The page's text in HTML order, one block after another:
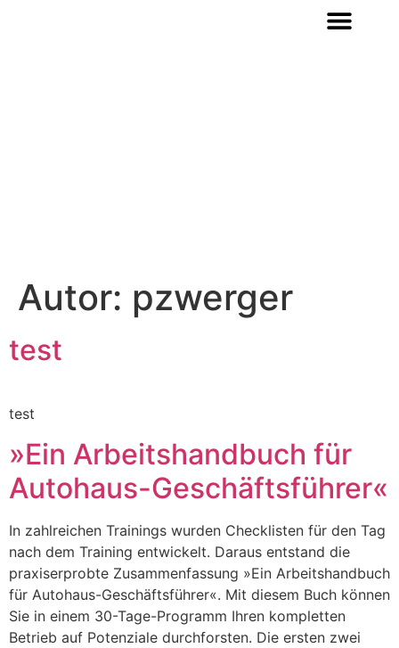
Autor: pzwerger
test
test
»Ein Arbeitshandbuch für
Autohaus-Geschäftsführer«
In zahlreichen Trainings wurden Checklisten für den Tag
nach dem Training entwickelt. Daraus entstand die
praxiserprobte Zusammenfassung »Ein Arbeitshandbuch
für Autohaus-Geschäftsführer«. Mit diesem Buch können
Sie in einem 30-Tage-Programm Ihren kompletten
Betrieb auf Potenziale durchforsten. Die ersten zwei